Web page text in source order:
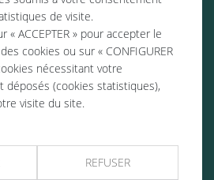
de visite.
« ACCEPTER » pour accepter le
cookies ou sur « CONFIGURER
nécessitant votre
(cookies statistiques),
visite du site.
REFUSER